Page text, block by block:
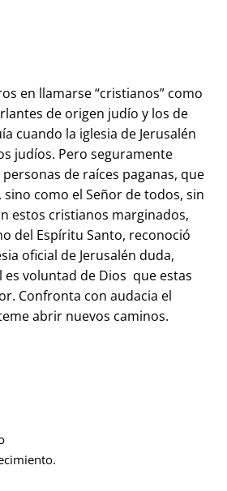
en llamarse “cristianos” como
de origen judío y los de
cuando la iglesia de Jerusalén
judíos. Pero seguramente
de raíces paganas, que
como el Señor de todos, sin
estos cristianos marginados,
del Espíritu Santo, reconoció
oficial de Jerusalén duda,
voluntad de Dios que estas
Confronta con audacia el
abrir nuevos caminos.